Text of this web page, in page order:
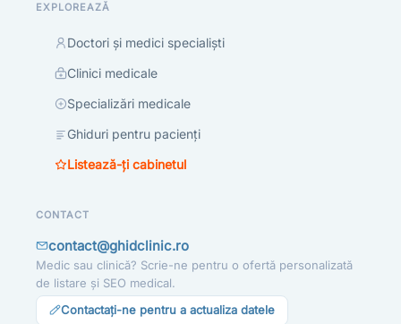
EXPLOREAZĂ
Doctori și medici specialiști
Clinici medicale
Specializări medicale
Ghiduri pentru pacienți
Listează-ți cabinetul
CONTACT
contact@ghidclinic.ro
Medic sau clinică? Scrie-ne pentru o ofertă personalizată
de listare și SEO medical.
Contactați-ne pentru a actualiza datele